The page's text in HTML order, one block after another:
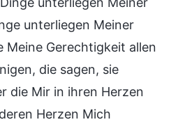
unterliegen Meiner
Meine Gerechtigkeit allen
die sagen, sie
die Mir in ihren Herzen
Herzen Mich